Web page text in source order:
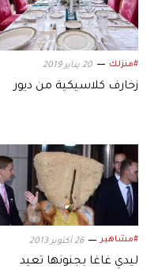
#منزلك 20 يناير 2019
زخارف كلاسيكية من ديور
#مشاهير 26 أكتوبر 2013
ليدي غاغا بجنونها تعيد